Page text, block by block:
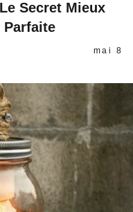
Secret Mieux
Parfaite
mai 8